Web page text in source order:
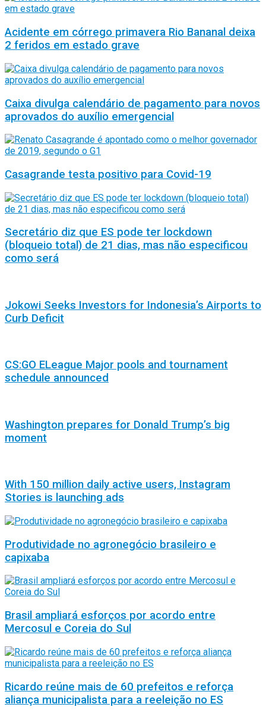
Acidente em córrego primavera Rio Bananal deixa
2 feridos em estado grave
Caixa divulga calendário de pagamento para novos
aprovados do auxílio emergencial
Casagrande testa positivo para Covid-19
Secretário diz que ES pode ter lockdown
(bloqueio total) de 21 dias, mas não especificou
como será
Jokowi Seeks Investors for Indonesia’s Airports to
Curb Deficit
CS:GO ELeague Major pools and tournament
schedule announced
Washington prepares for Donald Trump’s big
moment
With 150 million daily active users, Instagram
Stories is launching ads
Produtividade no agronegócio brasileiro e
capixaba
Brasil ampliará esforços por acordo entre
Mercosul e Coreia do Sul
Ricardo reúne mais de 60 prefeitos e reforça
aliança municipalista para a reeleição no ES